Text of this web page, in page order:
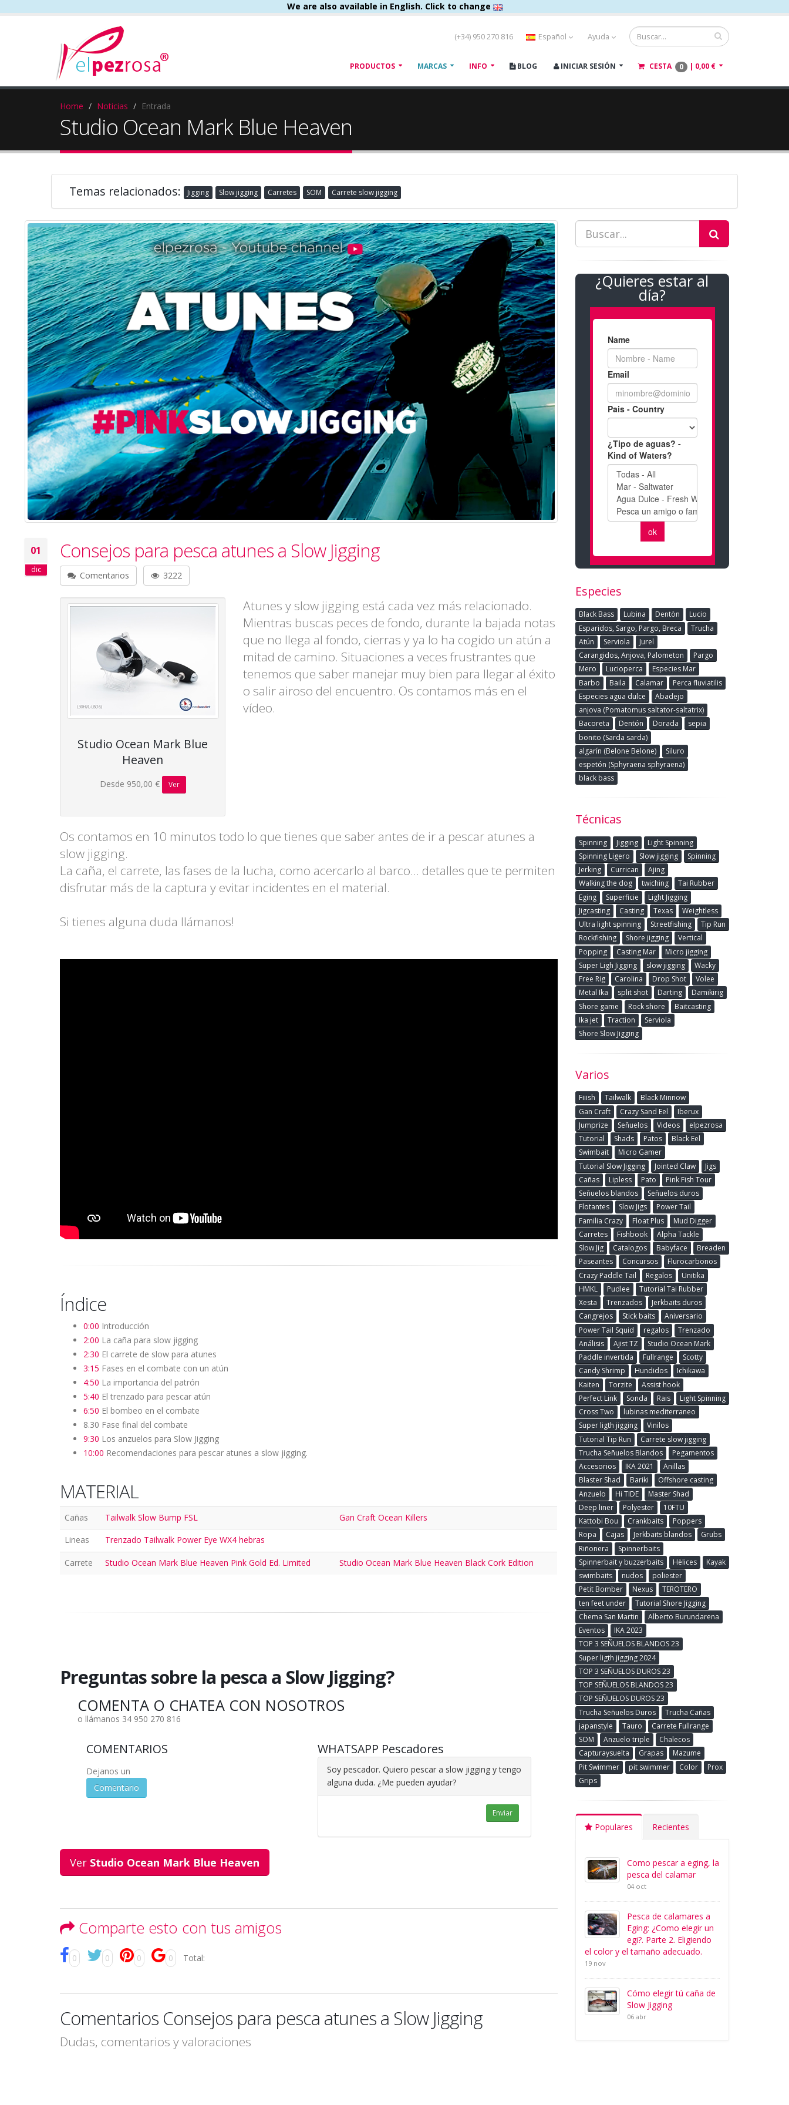
We are also available in English. Click to change
(+34) 950 270 816 Español Ayuda
PRODUCTOS MARCAS INFO BLOG INICIAR SESIÓN CESTA 0 | 0,00 €
Home Noticias Entrada
Studio Ocean Mark Blue Heaven
Temas relacionados: Jigging Slow jigging Carretes SOM Carrete slow jigging
01
dic
Consejos para pesca atunes a Slow Jigging
Comentarios 3222
Studio Ocean Mark Blue
Heaven
Desde 950,00 € Ver
Atunes y slow jigging está cada vez más relacionado.
Mientras buscas peces de fondo, durante la bajada notas
que no llega al fondo, cierras y ya lo ha cogido un atún a
mitad de camino. Situaciones a veces frustrantes que
tenemos que saber manejar muy bien para llegar al éxito
o salir airoso del encuentro. Os contamos más en el
vídeo.
Os contamos en 10 minutos todo lo que tienes que saber antes de ir a pescar atunes a
slow jigging.
La caña, el carrete, las fases de la lucha, como acercarlo al barco... detalles que te permiten
disfrutar más de la captura y evitar incidentes en el material.
Si tienes alguna duda llámanos!
Índice
0:00 Introducción
2:00 La caña para slow jigging
2:30 El carrete de slow para atunes
3:15 Fases en el combate con un atún
4:50 La importancia del patrón
5:40 El trenzado para pescar atún
6:50 El bombeo en el combate
8.30 Fase final del combate
9:30 Los anzuelos para Slow Jigging
10:00 Recomendaciones para pescar atunes a slow jigging.
MATERIAL
Cañas Tailwalk Slow Bump FSL
Gan Craft Ocean Killers
Lineas
Trenzado Tailwalk Power Eye WX4 hebras
Carrete Studio Ocean Mark Blue Heaven Pink Gold Ed. Limited Studio Ocean Mark Blue Heaven Black Cork Edition
Preguntas sobre la pesca a Slow Jigging?
COMENTA O CHATEA CON NOSOTROS
o llámanos 34 950 270 816
COMENTARIOS
Dejanos un
Comentario
WHATSAPP Pescadores
Soy pescador. Quiero pescar a slow jigging y tengo
alguna duda. ¿Me pueden ayudar?
Enviar
Ver Studio Ocean Mark Blue Heaven
Comparte esto con tus amigos
0 0 0 0 Total:
Comentarios Consejos para pesca atunes a Slow Jigging
Dudas, comentarios y valoraciones
¿Quieres estar al
día?
Especies
Black Bass Lubina Dentòn
Lucio
Esparidos, Sargo, Pargo, Breca
Trucha
Atún
Serviola
Jurel
Carangidos, Anjova, Palometon
Pargo
Mero
Lucioperca
Especies Mar
Barbo
Baila Calamar
Perca fluviatilis
Especies agua dulce
Abadejo
anjova (Pomatomus saltator-saltatrix)
Bacoreta
Dentón Dorada
sepia
bonito (Sarda sarda)
algarín (Belone Belone)
Siluro
espetón (Sphyraena sphyraena)
black bass
Técnicas
Spinning Jigging
Light Spinning
Spinning Ligero
Slow jigging
Spinning
Jerking
Currican
Ajing
Walking the dog
twiching
Tai Rubber
Eging
Superficie
Light Jigging
Jigcasting
Casting Texas
Weightless
Ultra light spinning
Streetfishing
Tip Run
Rockfishing
Shore jigging
Vertical
Popping
Casting Mar
Micro jigging
Super Ligh Jigging
slow jigging
Wacky
Free Rig
Carolina Drop Shot
Volee
Metal Ika
split shot Darting
Damikirig
Shore game
Rock shore
Baitcasting
Ika jet
Traction
Serviola
Shore Slow Jigging
Varios
Fiiish Tailwalk
Black Minnow
Gan Craft
Crazy Sand Eel
Iberux
Jumprize
Señuelos Videos
elpezrosa
Tutorial
Shads Patos
Black Eel
Swimbait
Micro Gamer
Tutorial Slow Jigging
Jointed Claw
Jigs
Cañas
Lipless Pato
Pink Fish Tour
Señuelos blandos
Señuelos duros
Flotantes
Slow Jigs
Power Tail
Familia Crazy
Float Plus
Mud Digger
Carretes
Fishbook
Alpha Tackle
Slow Jig
Catalogos Babyface
Breaden
Paseantes
Concursos
Flurocarbonos
Crazy Paddle Tail
Regalos
Unitika
HMKL
Pudlee
Tutorial Tai Rubber
Xesta
Trenzados
Jerkbaits duros
Cangrejos
Stick baits
Aniversario
Power Tail Squid
regalos
Trenzado
Análisis
Ajist TZ
Studio Ocean Mark
Paddle invertida
Fullrange
Scotty
Candy Shrimp
Hundidos
Ichikawa
Kaiten
Torzite
Assist hook
Perfect Link
Sonda Rais
Light Spinning
Cross Two
lubinas mediterraneo
Super ligth jigging
Vinilos
Tutorial Tip Run
Carrete slow jigging
Trucha Señuelos Blandos
Pegamentos
Accesorios
IKA 2021
Anillas
Blaster Shad
Bariki
Offshore casting
Anzuelo
Hi TIDE
Master Shad
Deep liner
Polyester
10FTU
Kattobi Bou
Crankbaits
Poppers
Ropa
Cajas Jerkbaits blandos
Grubs
Riñonera
Spinnerbaits
Spinnerbait y buzzerbaits
Hèlices
Kayak
swimbaits
nudos
poliester
Petit Bomber
Nexus
TEROTERO
ten feet under
Tutorial Shore Jigging
Chema San Martin
Alberto Burundarena
Eventos
IKA 2023
TOP 3 SEÑUELOS BLANDOS 23
Super ligth jigging 2024
TOP 3 SEÑUELOS DUROS 23
TOP SEÑUELOS BLANDOS 23
TOP SEÑUELOS DUROS 23
Trucha Señuelos Duros
Trucha Cañas
japanstyle
Tauro
Carrete Fullrange
SOM
Anzuelo triple
Chalecos
Capturaysuelta
Grapas
Mazume
Pit Swimmer
pit swimmer Color
Prox
Grips
Populares Recientes
Como pescar a eging, la
pesca del calamar
04 oct
Pesca de calamares a
Eging: ¿Como elegir un
egi?. Parte 2. Eligiendo
el color y el tamaño adecuado.
19 nov
Cómo elegir tú caña de
Slow Jigging
06 abr